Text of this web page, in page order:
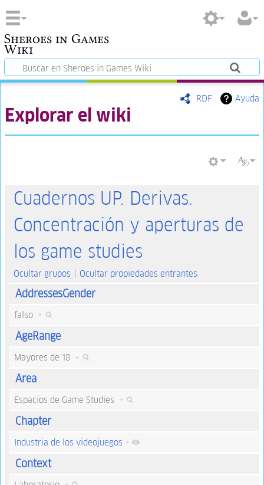
Sheroes in Games
Wiki
RDF Ayuda
Explorar el wiki
Cuadernos UP. Derivas.
Concentración y aperturas de
los game studies
Ocultar grupos Ocultar propiedades entrantes
AddressesGender
falso +
AgeRange
Mayores de 18 +
Area
Espacios de Game Studies +
Chapter
Industria de los videojuegos +
Context